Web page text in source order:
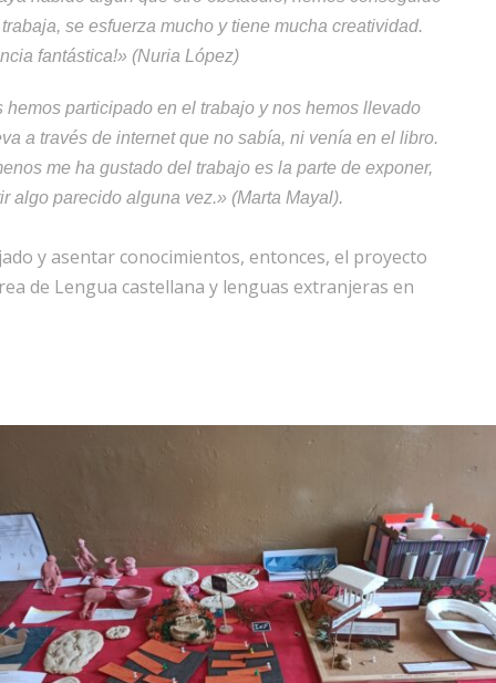
se esfuerza mucho y tiene mucha creatividad.
fantástica!» (Nuria López)
hemos participado en el trabajo y nos hemos llevado
a través de internet que no sabía, ni venía en el libro.
me ha gustado del trabajo es la parte de exponer,
algo parecido alguna vez.» (Marta Mayal).
y asentar conocimientos, entonces, el proyecto
de Lengua castellana y lenguas extranjeras en